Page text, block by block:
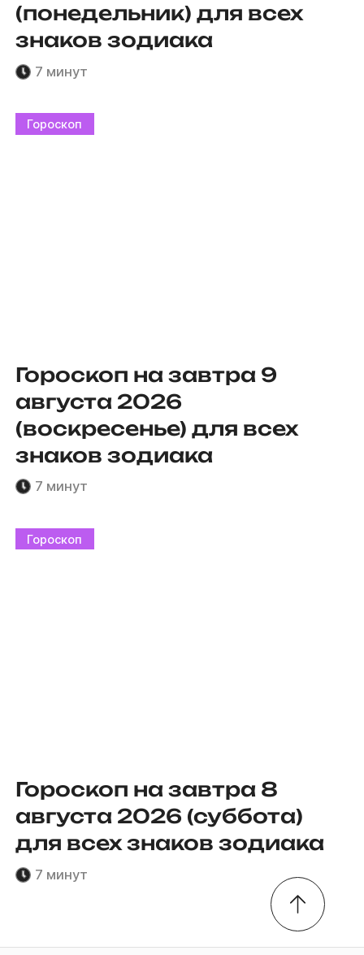
(понедельник) для всех
знаков зодиака
7 минут
Гороскоп
Гороскоп на завтра 9
августа 2026
(воскресенье) для всех
знаков зодиака
7 минут
Гороскоп
Гороскоп на завтра 8
августа 2026 (суббота)
для всех знаков зодиака
7 минут